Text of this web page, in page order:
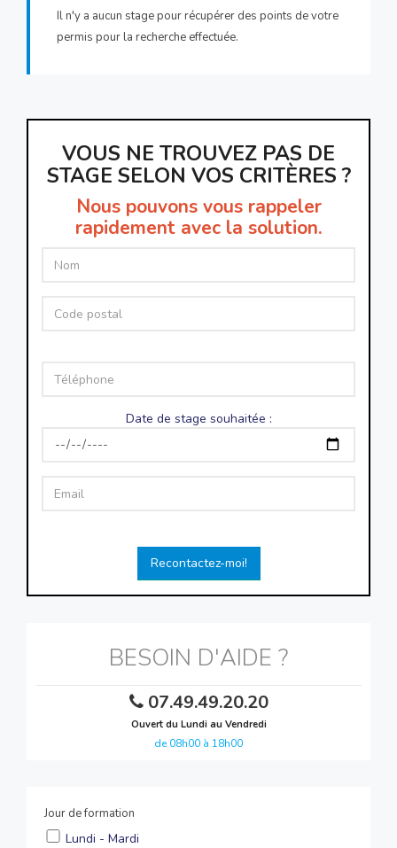
Il n'y a aucun stage pour récupérer des points de votre
permis pour la recherche effectuée.
VOUS NE TROUVEZ PAS DE
STAGE SELON VOS CRITÈRES ?
Nous pouvons vous rappeler
rapidement avec la solution.
Date de stage souhaitée :
Recontactez-moi!
BESOIN D'AIDE ?
07.49.49.20.20
Ouvert du Lundi au Vendredi
de 08h00 à 18h00
Jour de formation
Lundi - Mardi